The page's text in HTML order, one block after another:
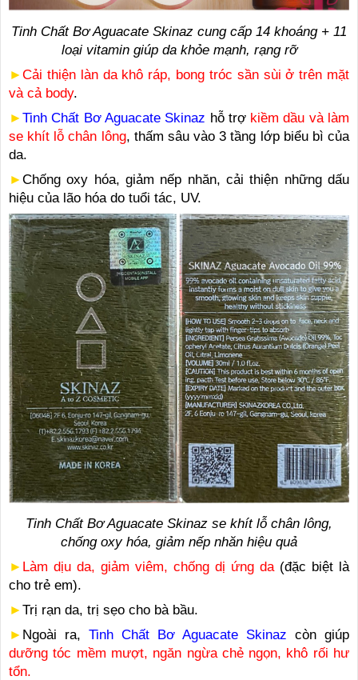
Tinh Chất Bơ Aguacate Skinaz cung cấp 14 khoáng + 11
loại vitamin giúp da khỏe mạnh, rạng rỡ
► Cải thiện làn da khô ráp, bong tróc sần sùi ở trên mặt
và cả body.
► Tinh Chất Bơ Aguacate Skinaz hỗ trợ kiềm dầu và làm
se khít lỗ chân lông, thấm sâu vào 3 tầng lớp biểu bì của
da.
► Chống oxy hóa, giảm nếp nhăn, cải thiện những dấu
hiệu của lão hóa do tuổi tác, UV.
Tinh Chất Bơ Aguacate Skinaz se khít lỗ chân lông,
chống oxy hóa, giảm nếp nhăn hiệu quả
► Làm dịu da, giảm viêm, chống dị ứng da (đặc biệt là
cho trẻ em).
► Trị rạn da, trị sẹo cho bà bầu.
► Ngoài ra, Tinh Chất Bơ Aguacate Skinaz còn giúp
dưỡng tóc mềm mượt, ngăn ngừa chẻ ngọn, khô rối hư
tổn.